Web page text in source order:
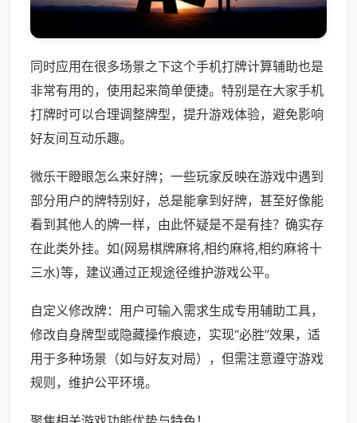
同时应用在很多场景之下这个手机打牌计算辅助也是
非常有用的，使用起来简单便捷。特别是在大家手机
打牌时可以合理调整牌型，提升游戏体验，避免影响
好友间互动乐趣。
微乐干瞪眼怎么来好牌；一些玩家反映在游戏中遇到
部分用户的牌特别好，总是能拿到好牌，甚至好像能
看到其他人的牌一样，由此怀疑是不是有挂？确实存
在此类外挂。如(网易棋牌麻将,相约麻将,相约麻将十
三水)等，建议通过正规途径维护游戏公平。
自定义修改牌：用户可输入需求生成专用辅助工具，
修改自身牌型或隐藏操作痕迹，实现“必胜”效果，适
用于多种场景（如与好友对局），但需注意遵守游戏
规则，维护公平环境。